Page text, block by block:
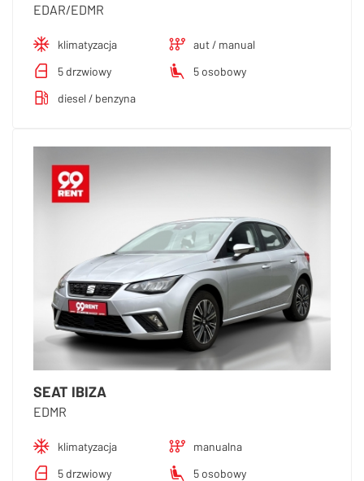
EDAR/EDMR
klimatyzacja
aut / manual
5 drzwiowy
5 osobowy
diesel / benzyna
SEAT IBIZA
EDMR
klimatyzacja
manualna
5 drzwiowy
5 osobowy